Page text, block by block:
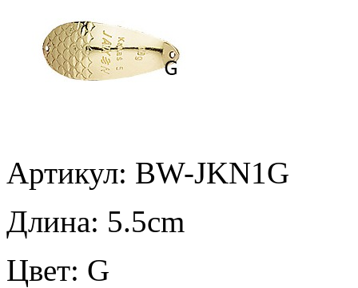
Артикул: BW-JKN1G
Длина: 5.5cm
Цвет: G